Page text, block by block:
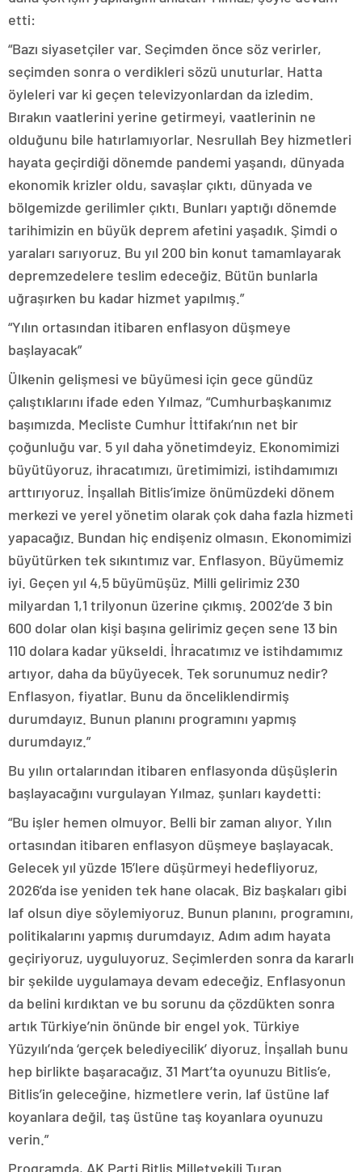
etti:
“Bazı siyasetçiler var. Seçimden önce söz verirler,
seçimden sonra o verdikleri sözü unuturlar. Hatta
öyleleri var ki geçen televizyonlardan da izledim.
Bırakın vaatlerini yerine getirmeyi, vaatlerinin ne
olduğunu bile hatırlamıyorlar. Nesrullah Bey hizmetleri
hayata geçirdiği dönemde pandemi yaşandı, dünyada
ekonomik krizler oldu, savaşlar çıktı, dünyada ve
bölgemizde gerilimler çıktı. Bunları yaptığı dönemde
tarihimizin en büyük deprem afetini yaşadık. Şimdi o
yaraları sarıyoruz. Bu yıl 200 bin konut tamamlayarak
depremzedelere teslim edeceğiz. Bütün bunlarla
uğraşırken bu kadar hizmet yapılmış.”
“Yılın ortasından itibaren enflasyon düşmeye
başlayacak”
Ülkenin gelişmesi ve büyümesi için gece gündüz
çalıştıklarını ifade eden Yılmaz, “Cumhurbaşkanımız
başımızda. Mecliste Cumhur İttifakı’nın net bir
çoğunluğu var. 5 yıl daha yönetimdeyiz. Ekonomimizi
büyütüyoruz, ihracatımızı, üretimimizi, istihdamımızı
arttırıyoruz. İnşallah Bitlis’imize önümüzdeki dönem
merkezi ve yerel yönetim olarak çok daha fazla hizmeti
yapacağız. Bundan hiç endişeniz olmasın. Ekonomimizi
büyütürken tek sıkıntımız var. Enflasyon. Büyümemiz
iyi. Geçen yıl 4,5 büyümüşüz. Milli gelirimiz 230
milyardan 1,1 trilyonun üzerine çıkmış. 2002’de 3 bin
600 dolar olan kişi başına gelirimiz geçen sene 13 bin
110 dolara kadar yükseldi. İhracatımız ve istihdamımız
artıyor, daha da büyüyecek. Tek sorunumuz nedir?
Enflasyon, fiyatlar. Bunu da önceliklendirmiş
durumdayız. Bunun planını programını yapmış
durumdayız.”
Bu yılın ortalarından itibaren enflasyonda düşüşlerin
başlayacağını vurgulayan Yılmaz, şunları kaydetti:
“Bu işler hemen olmuyor. Belli bir zaman alıyor. Yılın
ortasından itibaren enflasyon düşmeye başlayacak.
Gelecek yıl yüzde 15’lere düşürmeyi hedefliyoruz,
2026’da ise yeniden tek hane olacak. Biz başkaları gibi
laf olsun diye söylemiyoruz. Bunun planını, programını,
politikalarını yapmış durumdayız. Adım adım hayata
geçiriyoruz, uyguluyoruz. Seçimlerden sonra da kararlı
bir şekilde uygulamaya devam edeceğiz. Enflasyonun
da belini kırdıktan ve bu sorunu da çözdükten sonra
artık Türkiye’nin önünde bir engel yok. Türkiye
Yüzyılı’nda ‘gerçek belediyecilik’ diyoruz. İnşallah bunu
hep birlikte başaracağız. 31 Mart’ta oyunuzu Bitlis’e,
Bitlis’in geleceğine, hizmetlere verin, laf üstüne laf
koyanlara değil, taş üstüne taş koyanlara oyunuzu
verin.”
Programda, AK Parti Bitlis Milletvekili Turan